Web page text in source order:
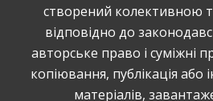
створений колективною
відповідно до
авторське право і суміжні
копiювання, публiкацiя або
матеріалів,